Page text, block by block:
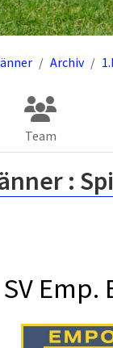
Archiv
Team
:
SV